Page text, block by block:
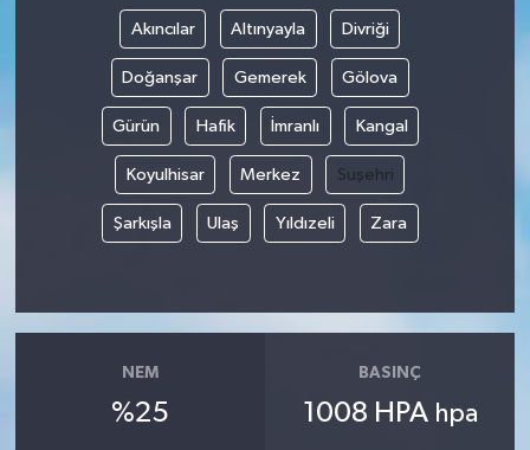
Akıncılar Altınyayla Divriği
Doğanşar Gemerek Gölova
Gürün Hafik İmranlı Kangal
Koyulhisar Merkez Suşehri
Şarkışla Ulaş Yıldızeli Zara
NEM
%25
BASINÇ
1008 HPA hpa